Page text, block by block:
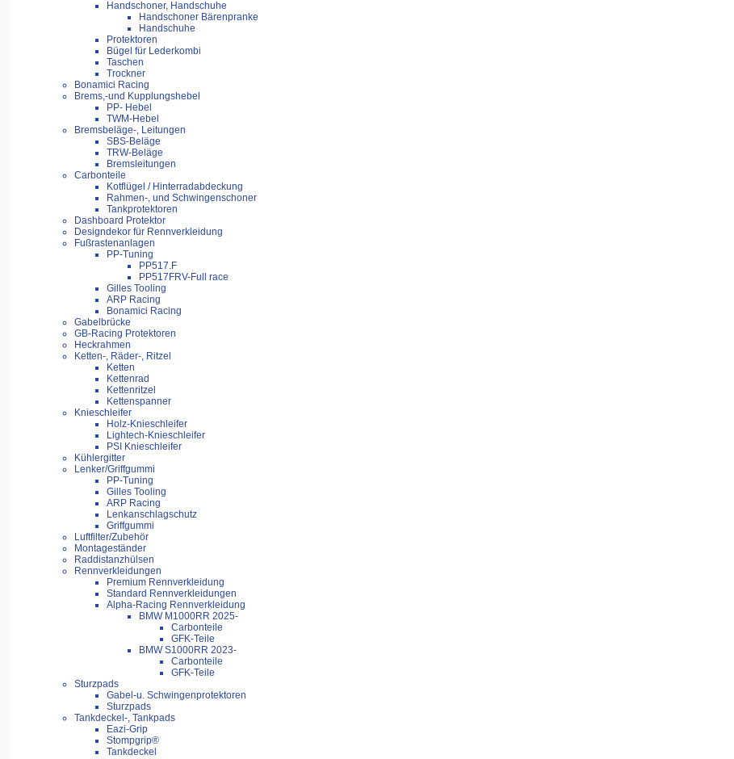
Handschoner, Handschuhe
Handschoner Bärenpranke
Handschuhe
Protektoren
Bügel für Lederkombi
Taschen
Trockner
Bonamici Racing
Brems,-und Kupplungshebel
PP- Hebel
TWM-Hebel
Bremsbeläge-, Leitungen
SBS-Beläge
TRW-Beläge
Bremsleitungen
Carbonteile
Kotflügel / Hinterradabdeckung
Rahmen-, und Schwingenschoner
Tankprotektoren
Dashboard Protektor
Designdekor für Rennverkleidung
Fußrastenanlagen
PP-Tuning
PP517.F
PP517FRV-Full race
Gilles Tooling
ARP Racing
Bonamici Racing
Gabelbrücke
GB-Racing Protektoren
Heckrahmen
Ketten-, Räder-, Ritzel
Ketten
Kettenrad
Kettenritzel
Kettenspanner
Knieschleifer
Holz-Knieschleifer
Lightech-Knieschleifer
PSI Knieschleifer
Kühlergitter
Lenker/Griffgummi
PP-Tuning
Gilles Tooling
ARP Racing
Lenkanschlagschutz
Griffgummi
Luftfilter/Zubehör
Montageständer
Raddistanzhülsen
Rennverkleidungen
Premium Rennverkleidung
Standard Rennverkleidungen
Alpha-Racing Rennverkleidung
BMW M1000RR 2025-
Carbonteile
GFK-Teile
BMW S1000RR 2023-
Carbonteile
GFK-Teile
Sturzpads
Gabel-u. Schwingenprotektoren
Sturzpads
Tankdeckel-, Tankpads
Eazi-Grip
Stompgrip®
Tankdeckel